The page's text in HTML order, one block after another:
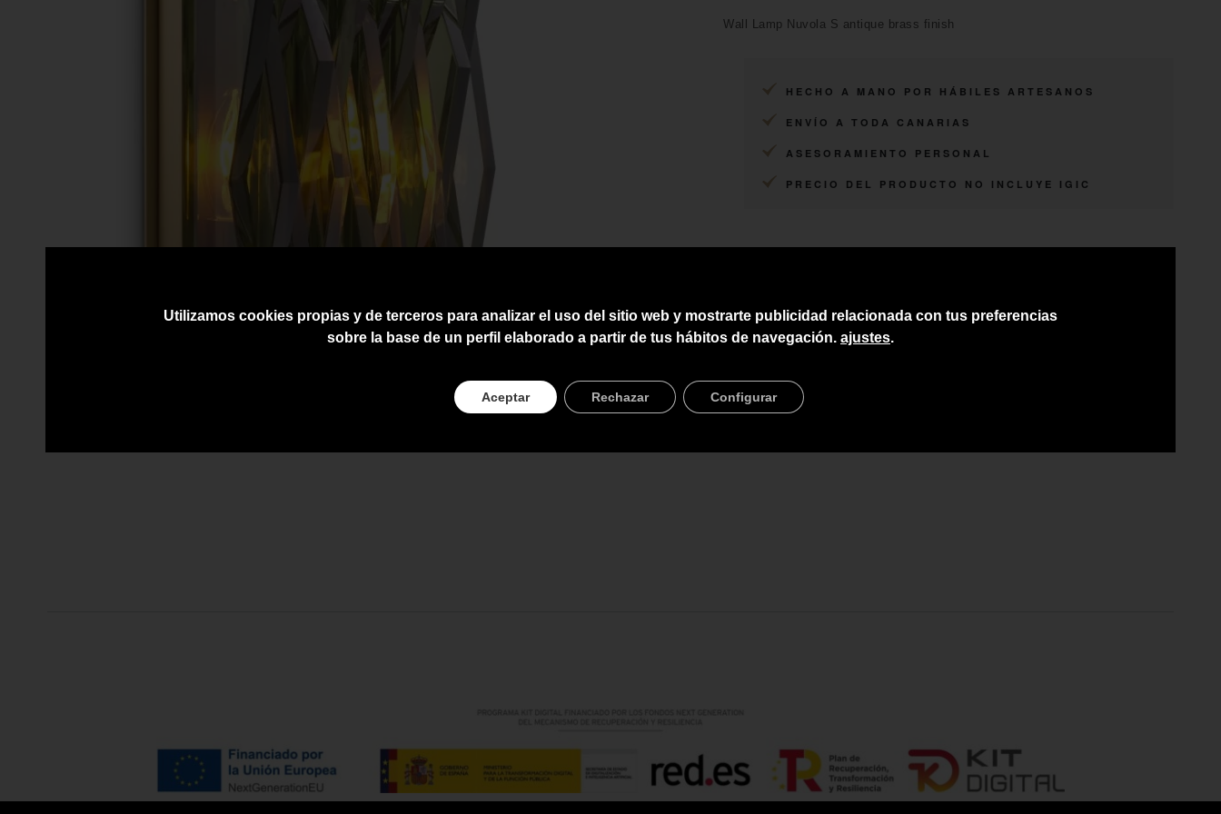
Wall Lamp Nuvola S antique brass finish
HECHO A MANO POR HÁBILES ARTESANOS
ENVÍO A TODA CANARIAS
ASESORAMIENTO PERSONAL
PRECIO DEL PRODUCTO NO INCLUYE IGIC
Utilizamos cookies propias y de terceros para analizar el uso del sitio web y mostrarte publicidad relacionada con tus preferencias
sobre la base de un perfil elaborado a partir de tus hábitos de navegación. ajustes.
Aceptar Rechazar Configurar